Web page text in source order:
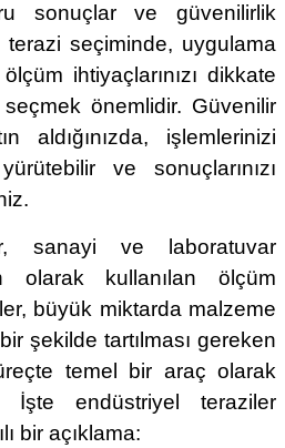
sonuçlar ve güvenilirlik
seçiminde, uygulama
ihtiyaçlarınızı dikkate
önemlidir. Güvenilir
aldığınızda, işlemlerinizi
ve sonuçlarınızı
sanayi ve laboratuvar
olarak kullanılan ölçüm
büyük miktarda malzeme
şekilde tartılması gereken
temel bir araç olarak
İşte endüstriyel teraziler
bir açıklama: